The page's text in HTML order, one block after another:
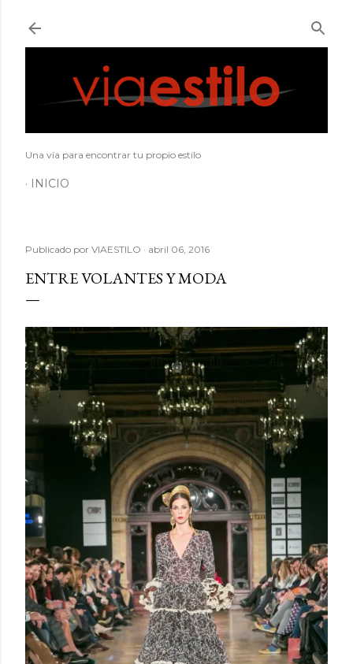
Una vía para encontrar tu propio estilo
INICIO
Publicado por VIAESTILO abril 06, 2016
ENTRE VOLANTES Y MODA